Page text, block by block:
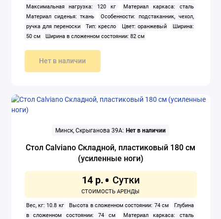
Максимальная нагрузка: 120 кг
Материал каркаса: сталь
Материал сиденья: ткань
Особенности: подстаканник, чехол,
ручка для переноски
Тип: кресло Цвет: оранжевый
Ширина:
50 см
Ширина в сложенном состоянии: 82 см
Нет в наличии
Минск, Скрыганова 39А: Нет в наличии
Стол Calviano Складной, пластиковый 180 см
(усиленные ноги)
14 р.
Вес, кг: 10.8 кг Высота в сложенном состоянии: 74 см
Глубина
в сложенном состоянии: 74 см
Материал каркаса: сталь